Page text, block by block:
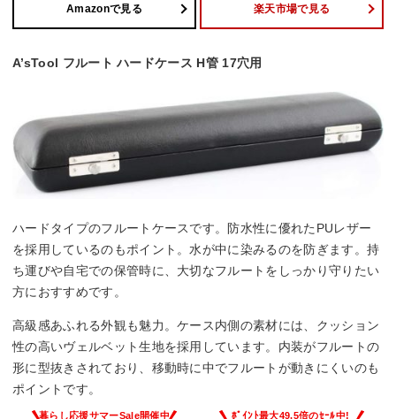
Amazonで見る 楽天市場で見る
A’sTool フルート ハードケース H管 17穴用
ハードタイプのフルートケースです。防水性に優れたPUレザー
を採用しているのもポイント。水が中に染みるのを防ぎます。持
ち運びや自宅での保管時に、大切なフルートをしっかり守りたい
方におすすめです。
高級感あふれる外観も魅力。ケース内側の素材には、クッション
性の高いヴェルベット生地を採用しています。内装がフルートの
形に型抜きされており、移動時に中でフルートが動きにくいのも
ポイントです。